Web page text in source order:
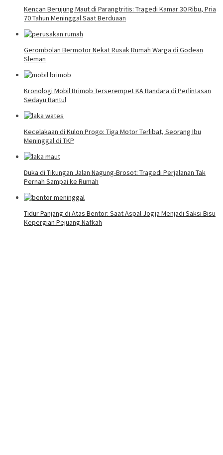
Kencan Berujung Maut di Parangtritis: Tragedi Kamar 30 Ribu, Pria
70 Tahun Meninggal Saat Berduaan
Gerombolan Bermotor Nekat Rusak Rumah Warga di Godean
Sleman
Kronologi Mobil Brimob Terserempet KA Bandara di Perlintasan
Sedayu Bantul
Kecelakaan di Kulon Progo: Tiga Motor Terlibat, Seorang Ibu
Meninggal di TKP
Duka di Tikungan Jalan Nagung-Brosot: Tragedi Perjalanan Tak
Pernah Sampai ke Rumah
Tidur Panjang di Atas Bentor: Saat Aspal Jogja Menjadi Saksi Bisu
Kepergian Pejuang Nafkah